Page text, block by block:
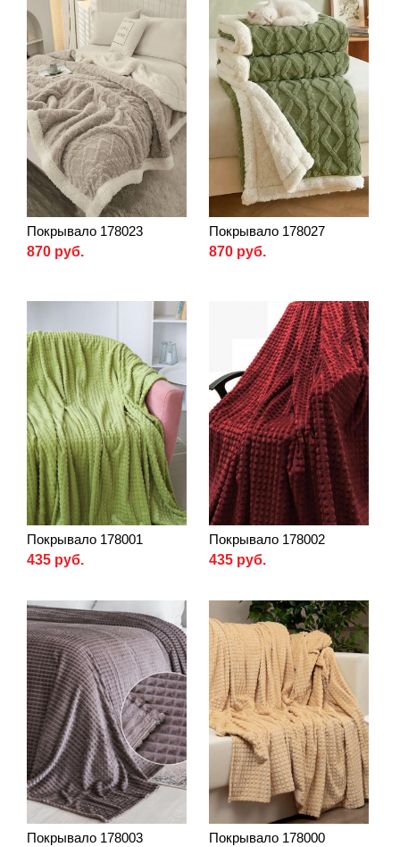
Покрывало 178023
870 руб.
Покрывало 178027
870 руб.
Покрывало 178001
435 руб.
Покрывало 178002
435 руб.
Покрывало 178003
Покрывало 178000